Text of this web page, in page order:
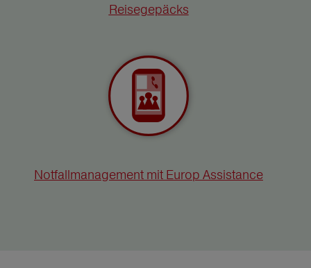
Reisegepäcks
Notfallmanagement mit Europ Assistance